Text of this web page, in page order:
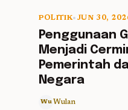
POLITIK• JUN 30,
Penggunaan
Menjadi
Pemerintah
Negara
Wu Wulan